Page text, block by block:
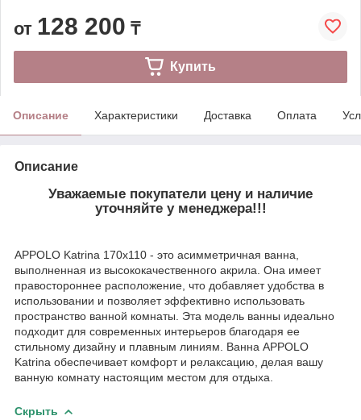
от 128 200 ₸
Купить
Описание Характеристики Доставка Оплата
Описание
Уважаемые покупатели цену и наличие
уточняйте у менеджера!!!
APPOLO Katrina 170x110 - это асимметричная ванна,
выполненная из высококачественного акрила. Она имеет
правостороннее расположение, что добавляет удобства в
использовании и позволяет эффективно использовать
пространство ванной комнаты. Эта модель ванны идеально
подходит для современных интерьеров благодаря ее
стильному дизайну и плавным линиям. Ванна APPOLO
Katrina обеспечивает комфорт и релаксацию, делая вашу
ванную комнату настоящим местом для отдыха.
Скрыть